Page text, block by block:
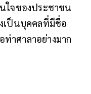
ใจของประชาชน
เป็นบุคคลที่มีชื่อ
าศาลาอย่างมาก